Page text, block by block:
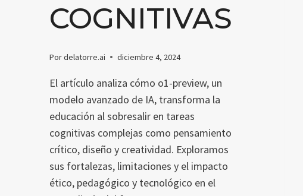
COGNITIVAS
Pordelatorre.ai diciembre 4, 2024
El artículo analiza cómo o1-preview, un
modelo avanzado de IA, transforma la
educación al sobresalir en tareas
cognitivas complejas como pensamiento
crítico, diseño y creatividad. Exploramos
sus fortalezas, limitaciones y el impacto
ético, pedagógico y tecnológico en el